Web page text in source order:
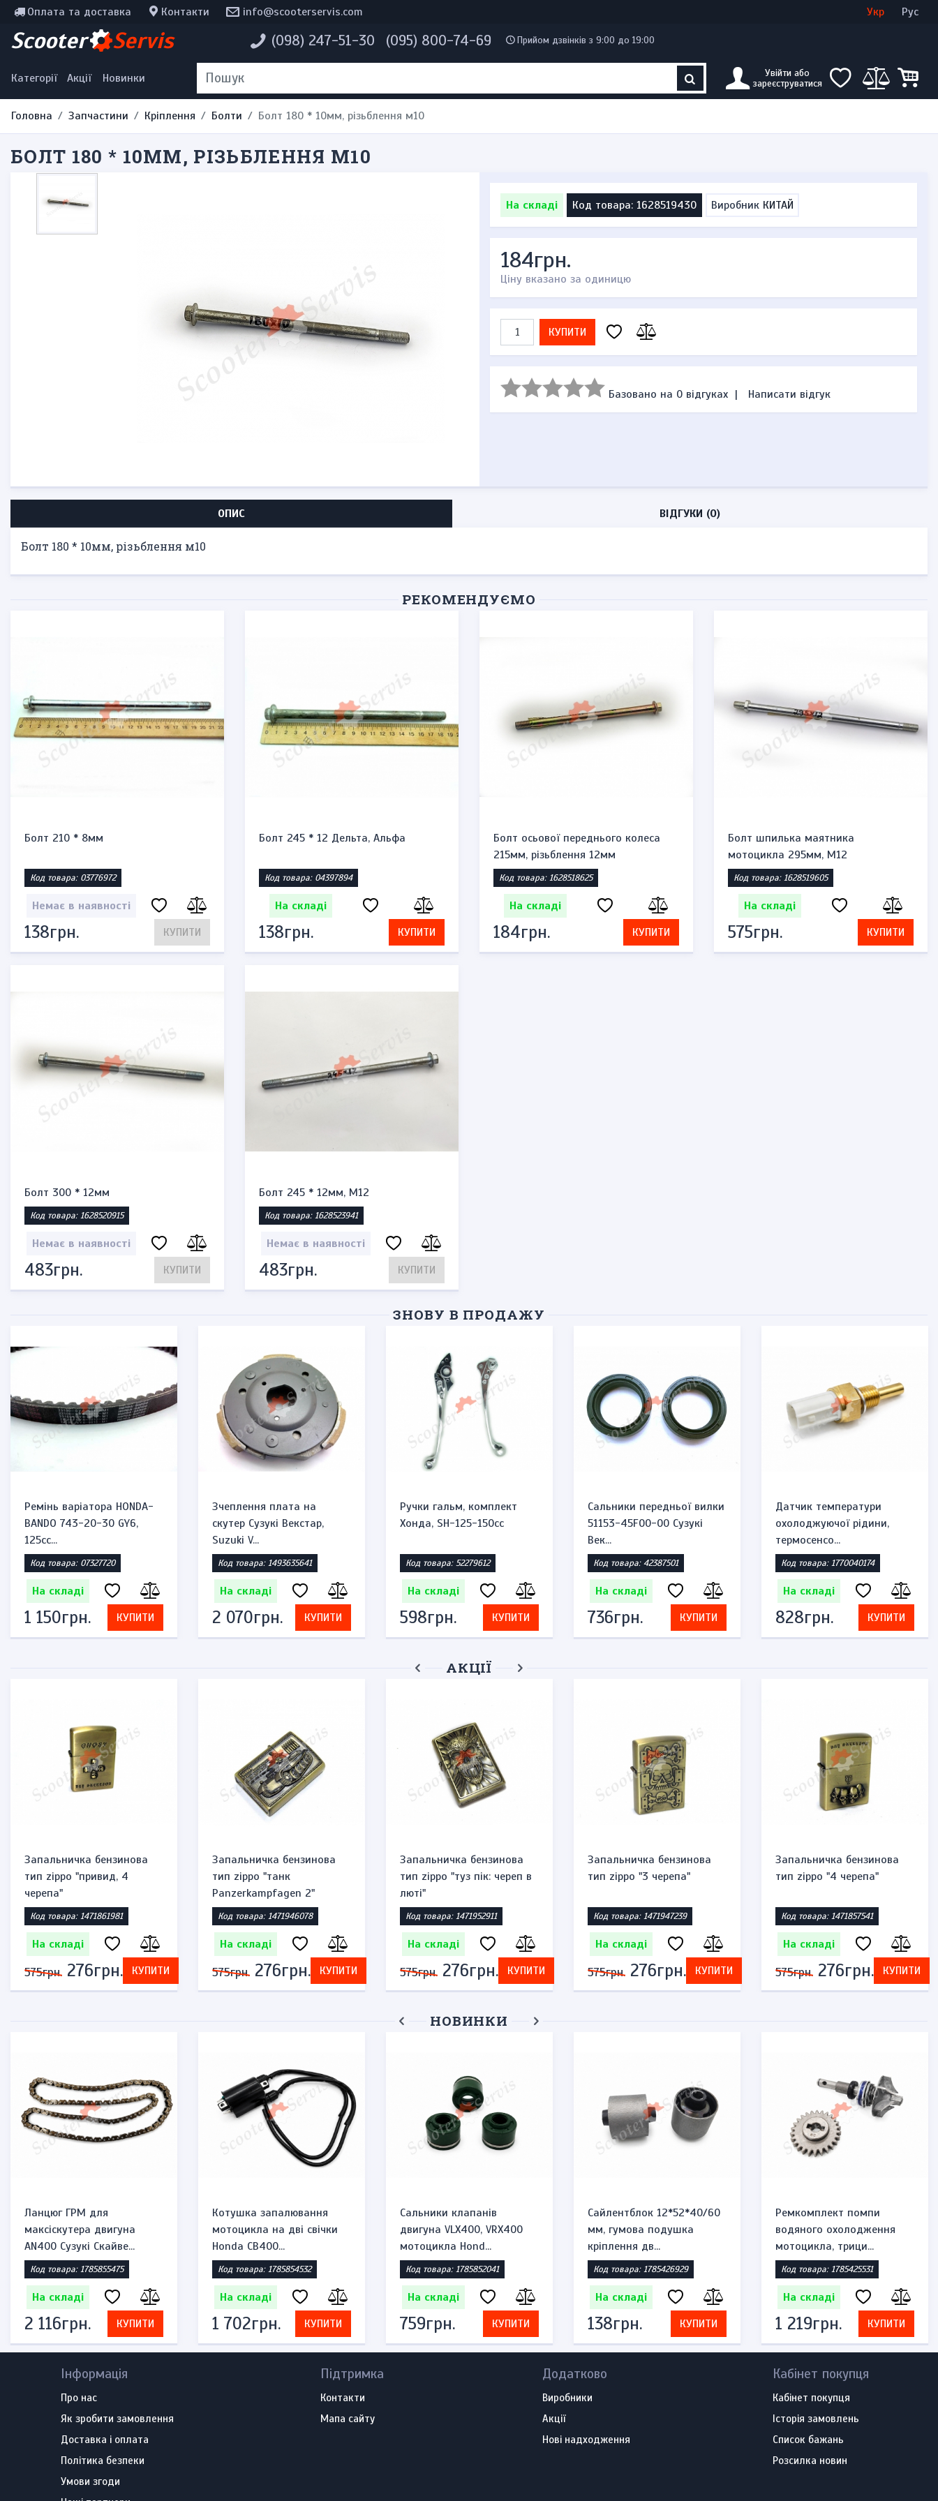
Оплата та доставка Контакти info@scooterservis.com Укр Рус
Scooter Servis (098) 247-51-30 (095) 800-74-69 Прийом дзвінків з 9:00 до 19:00
Категорії Акції Новинки
Увійти або
зареєструватися
Інструменти, мотохімія
Наклейки
Одяг та екіпірування
Головна Запчастини Кріплення Болти Болт 180 * 10мм, різьблення м10
БОЛТ 180 * 10ММ, РІЗЬБЛЕННЯ М10
На складі Код товара: 1628519430 Виробник КИТАЙ
184грн.
Ціну вказано за одиницю
КУПИТИ
Базовано на 0 відгуках | Написати відгук
ОПИС ВІДГУКИ (0)
Болт 180 * 10мм, різьблення м10
РЕКОМЕНДУЄМО
Болт 210 * 8мм
Код товара: 03776972
Немає в наявності
138грн. КУПИТИ
Болт 245 * 12 Дельта, Альфа
Код товара: 04397894
На складі
138грн. КУПИТИ
Болт осьової переднього колеса
215мм, різьблення 12мм
Код товара: 1628518625
На складі
184грн. КУПИТИ
Болт шпилька маятника
мотоцикла 295мм, М12
Код товара: 1628519605
На складі
575грн. КУПИТИ
Болт 300 * 12мм
Код товара: 1628520915
Немає в наявності
483грн. КУПИТИ
Болт 245 * 12мм, М12
Код товара: 1628523941
Немає в наявності
483грн. КУПИТИ
ЗНОВУ В ПРОДАЖУ
Ремінь варіатора HONDA-
BANDO 743-20-30 GY6,
125cc...
Код товара: 07327720
На складі
1 150грн. КУПИТИ
Зчеплення плата на
скутер Сузукі Векстар,
Suzuki V...
Код товара: 1493635641
На складі
2 070грн. КУПИТИ
Ручки гальм, комплект
Хонда, SH-125-150cc
Код товара: 52279612
На складі
598грн. КУПИТИ
Сальники передньої вилки
51153-45F00-00 Сузукі
Век...
Код товара: 42387501
На складі
736грн. КУПИТИ
Датчик температури
охолоджуючої рідини,
термосенсо...
Код товара: 1770040174
На складі
828грн. КУПИТИ
АКЦІЇ
Запальничка бензинова
тип zippo "привид, 4
черепа"
Код товара: 1471861981
На складі
575грн. 276грн. КУПИТИ
Запальничка бензинова
тип zippo "танк
Panzerkampfagen 2"
Код товара: 1471946078
На складі
575грн. 276грн. КУПИТИ
Запальничка бензинова
тип zippo "туз пік: череп в
люті"
Код товара: 1471952911
На складі
575грн. 276грн. КУПИТИ
Запальничка бензинова
тип zippo "3 черепа"
Код товара: 1471947239
На складі
575грн. 276грн. КУПИТИ
Запальничка бензинова
тип zippo "4 черепа"
Код товара: 1471857541
На складі
575грн. 276грн. КУПИТИ
НОВИНКИ
Ланцюг ГРМ для
максіскутера двигуна
AN400 Сузукі Скайве...
Код товара: 1785855475
На складі
2 116грн. КУПИТИ
Котушка запалювання
мотоцикла на дві свічки
Honda CB400...
Код товара: 1785854532
На складі
1 702грн. КУПИТИ
Сальники клапанів
двигуна VLX400, VRX400
мотоцикла Hond...
Код товара: 1785852041
На складі
759грн. КУПИТИ
Сайлентблок 12*52*40/60
мм, гумова подушка
кріплення дв...
Код товара: 1785426929
На складі
138грн. КУПИТИ
Ремкомплект помпи
водяного охолодження
мотоцикла, трици...
Код товара: 1785425531
На складі
1 219грн. КУПИТИ
Інформація
Про нас
Як зробити замовлення
Доставка і оплата
Політика безпеки
Умови згоди
Підтримка
Контакти
Мапа сайту
Додатково
Виробники
Акції
Нові надходження
Кабінет покупця
Кабінет покупця
Історія замовлень
Список бажань
Розсилка новин